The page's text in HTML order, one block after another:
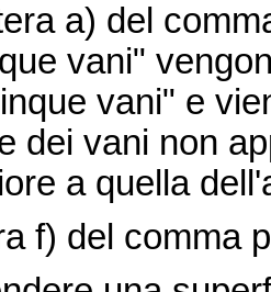
a) del
vani"
vani" e
dei vani non
a quella
f) del comma